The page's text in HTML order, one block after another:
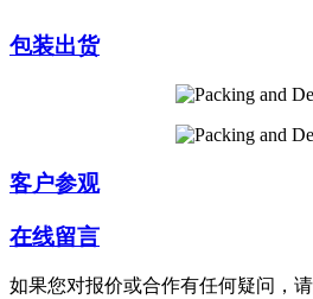
包装出货
客户参观
在线留言
如果您对报价或合作有任何疑问，